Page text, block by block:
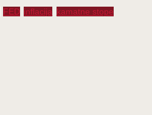
on
FED inflacija kamatne stope